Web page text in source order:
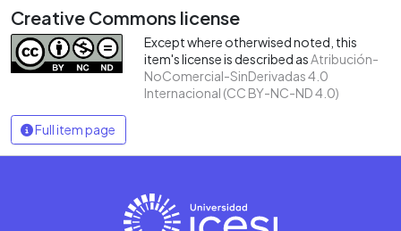
Creative Commons license
Except where otherwised noted, this
item's license is described asAtribución-
NoComercial-SinDerivadas 4.0
Internacional (CC BY-NC-ND 4.0)
Full item page